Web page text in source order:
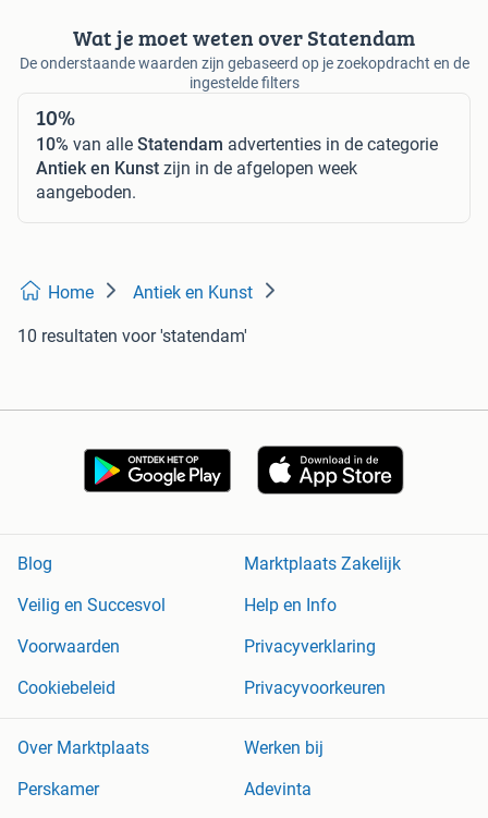
Wat je moet weten over Statendam
De onderstaande waarden zijn gebaseerd op je zoekopdracht en de
ingestelde filters
10%
10% van alle Statendam advertenties in de categorie
Antiek en Kunst zijn in de afgelopen week
aangeboden.
Home Antiek en Kunst
10 resultaten voor 'statendam'
Blog
Marktplaats Zakelijk
Veilig en Succesvol
Help en Info
Voorwaarden
Privacyverklaring
Cookiebeleid
Privacyvoorkeuren
Over Marktplaats
Werken bij
Perskamer
Adevinta